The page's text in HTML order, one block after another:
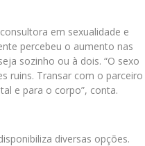
em sexualidade e
percebeu o aumento nas
sozinho ou à dois. “O sexo
ruins. Transar com o parceiro
e para o corpo”, conta.
diversas opções.